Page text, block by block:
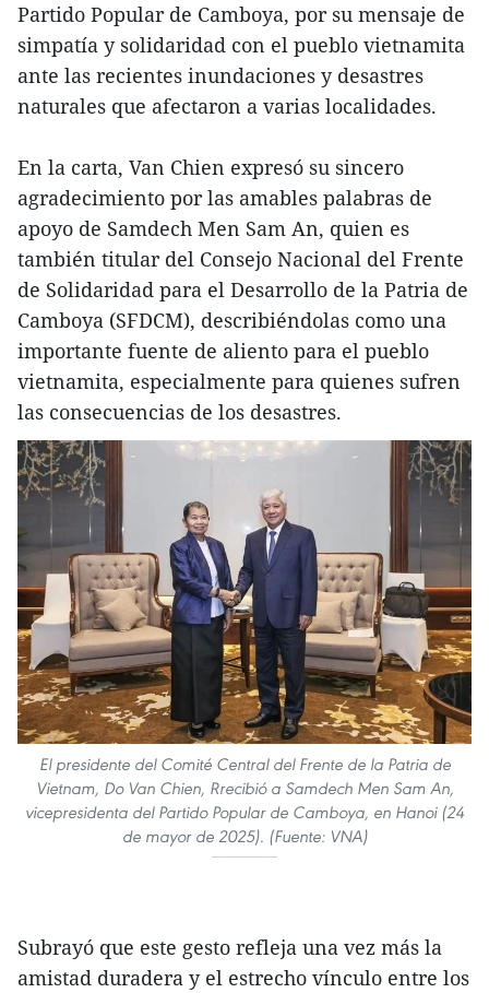
Partido Popular de Camboya, por su mensaje de
simpatía y solidaridad con el pueblo vietnamita
ante las recientes inundaciones y desastres
naturales que afectaron a varias localidades.
En la carta, Van Chien expresó su sincero
agradecimiento por las amables palabras de
apoyo de Samdech Men Sam An, quien es
también titular del Consejo Nacional del Frente
de Solidaridad para el Desarrollo de la Patria de
Camboya (SFDCM), describiéndolas como una
importante fuente de aliento para el pueblo
vietnamita, especialmente para quienes sufren
las consecuencias de los desastres.
El presidente del Comité Central del Frente de la Patria de
Vietnam, Do Van Chien, Rrecibió a Samdech Men Sam An,
vicepresidenta del Partido Popular de Camboya, en Hanoi (24
de mayor de 2025). (Fuente: VNA)
Subrayó que este gesto refleja una vez más la
amistad duradera y el estrecho vínculo entre los